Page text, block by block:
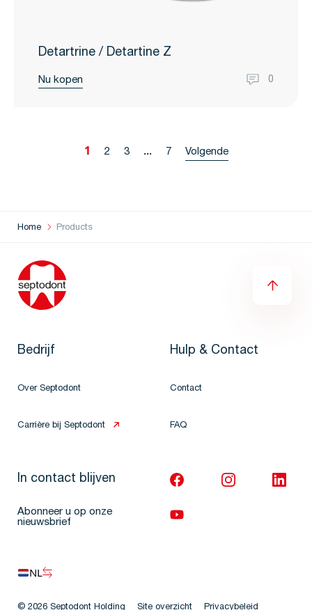
Detartrine / Detartine Z
0
Nu kopen
1 2 3 ... 7 Volgende
Home Products
Bedrijf
Over Septodont
Carrière bij Septodont
Hulp & Contact
Contact
FAQ
In contact blijven
Abonneer u op onze
nieuwsbrief
NL
© 2026 Septodont Holding Site overzicht Privacybeleid